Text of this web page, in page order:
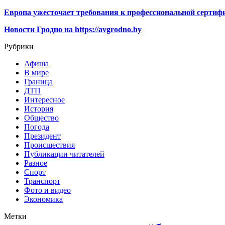
Европа ужесточает требования к профессиональной
Новости Гродно на https://avgrodno.by
Рубрики
Афиша
В мире
Граница
ДТП
Интересное
История
Общество
Погода
Президент
Происшествия
Публикации читателей
Разное
Спорт
Транспорт
Фото и видео
Экономика
Метки